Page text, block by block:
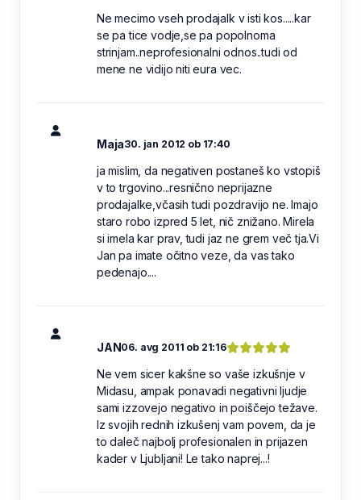
Ne mecimo vseh prodajalk v isti kos.....kar
se pa tice vodje,se pa popolnoma
strinjam..neprofesionalni odnos..tudi od
mene ne vidijo niti eura vec.
Maja30. jan 2012 ob 17:40
ja mislim, da negativen postaneš ko vstopiš
v to trgovino...resnično neprijazne
prodajalke,včasih tudi pozdravijo ne. Imajo
staro robo izpred 5 let, nič znižano. Mirela
si imela kar prav, tudi jaz ne grem več tja.Vi
Jan pa imate očitno veze, da vas tako
pedenajo....
JAN06. avg 2011 ob 21:16
Ne vem sicer kakšne so vaše izkušnje v
Midasu, ampak ponavadi negativni ljudje
sami izzovejo negativo in poiščejo težave.
Iz svojih rednih izkušenj vam povem, da je
to daleč najbolj profesionalen in prijazen
kader v Ljubljani! Le tako naprej...!